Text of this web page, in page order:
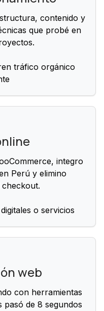
contenido y
que probé en
tráfico orgánico
integro
Perú y elimino
o servicios
web
con herramientas
pasó de 8 segundos